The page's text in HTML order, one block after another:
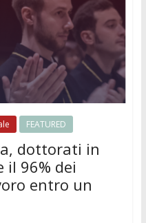
FEATURED
dottorati in
il 96% dei
entro un